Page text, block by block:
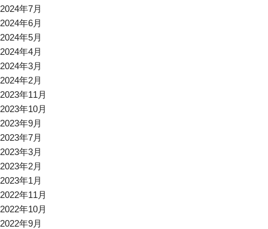
2024年7月
2024年6月
2024年5月
2024年4月
2024年3月
2024年2月
2023年11月
2023年10月
2023年9月
2023年7月
2023年3月
2023年2月
2023年1月
2022年11月
2022年10月
2022年9月